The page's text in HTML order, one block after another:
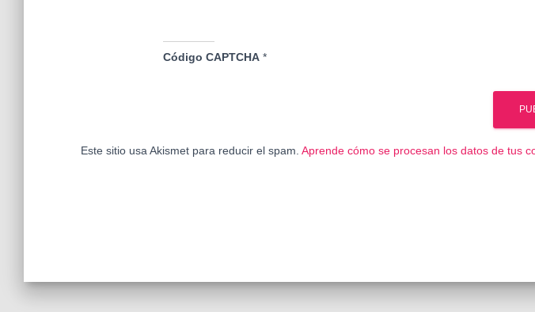
Código CAPTCHA *
Este sitio usa Akismet para reducir el spam. Aprende cómo se procesan los datos de tus